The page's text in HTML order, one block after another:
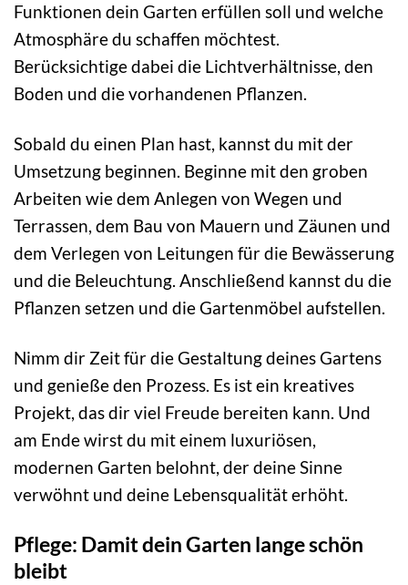
Funktionen dein Garten erfüllen soll und welche
Atmosphäre du schaffen möchtest.
Berücksichtige dabei die Lichtverhältnisse, den
Boden und die vorhandenen Pflanzen.
Sobald du einen Plan hast, kannst du mit der
Umsetzung beginnen. Beginne mit den groben
Arbeiten wie dem Anlegen von Wegen und
Terrassen, dem Bau von Mauern und Zäunen und
dem Verlegen von Leitungen für die Bewässerung
und die Beleuchtung. Anschließend kannst du die
Pflanzen setzen und die Gartenmöbel aufstellen.
Nimm dir Zeit für die Gestaltung deines Gartens
und genieße den Prozess. Es ist ein kreatives
Projekt, das dir viel Freude bereiten kann. Und
am Ende wirst du mit einem luxuriösen,
modernen Garten belohnt, der deine Sinne
verwöhnt und deine Lebensqualität erhöht.
Pflege: Damit dein Garten lange schön
bleibt